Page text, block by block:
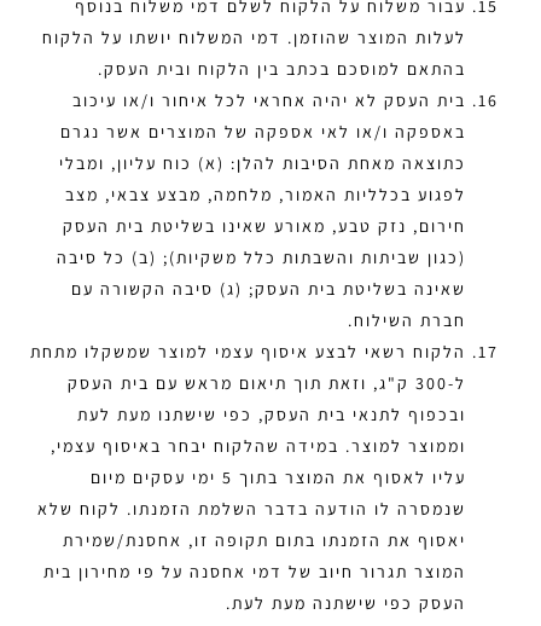
עבור משלוח על הלקוח לשלם דמי משלוח בנוסף
לעלות המוצר שהוזמן. דמי המשלוח יושתו על הלקוח
בהתאם למוסכם בכתב בין הלקוח ובית העסק.
בית העסק לא יהיה אחראי לכל איחור ו/או עיכוב
באספקה ו/או לאי אספקה של המוצרים אשר נגרם
כתוצאה מאחת הסיבות להלן: (א) כוח עליון, ומבלי
לפגוע בכלליות האמור, מלחמה, מבצע צבאי, מצב
חירום, נזק טבע, מאורע שאינו בשליטת בית העסק
(כגון שביתות והשבתות כלל משקיות); (ב) כל סיבה
שאינה בשליטת בית העסק; (ג) סיבה הקשורה עם
חברת השילוח.
הלקוח רשאי לבצע איסוף עצמי למוצר שמשקלו מתחת
ל-300 ק"ג, וזאת תוך תיאום מראש עם בית העסק
ובכפוף לתנאי בית העסק, כפי שישתנו מעת לעת
וממוצר למוצר. במידה שהלקוח יבחר באיסוף עצמי,
עליו לאסוף את המוצר בתוך 5 ימי עסקים מיום
שנמסרה לו הודעה בדבר השלמת הזמנתו. לקוח שלא
יאסוף את הזמנתו בתום תקופה זו, אחסנת/שמירת
המוצר תגרור חיוב של דמי אחסנה על פי מחירון בית
העסק כפי שישתנה מעת לעת.